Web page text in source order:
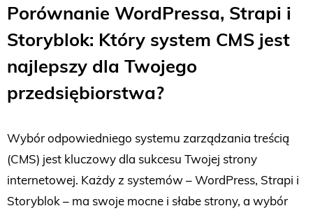
Porównanie WordPressa, Strapi i
Storyblok: Który system CMS jest
najlepszy dla Twojego
przedsiębiorstwa?
Wybór odpowiedniego systemu zarządzania treścią
(CMS) jest kluczowy dla sukcesu Twojej strony
internetowej. Każdy z systemów – WordPress, Strapi i
Storyblok – ma swoje mocne i słabe strony, a wybór